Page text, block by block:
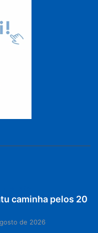
caminha pelos 20
de 2026